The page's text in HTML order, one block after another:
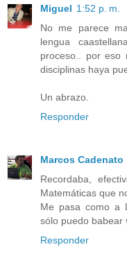
Miguel 1:52 p. m.
No me parece
lengua
proceso.. por eso
disciplinas haya
Un abrazo.
Responder
Marcos Cadenato
Recordaba,
Matemáticas que
Me pasa como a
sólo puedo babear
Responder